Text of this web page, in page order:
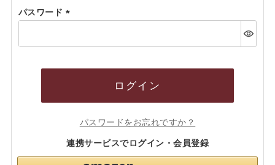
パスワード
須)
ログイン
パスワードをお忘れですか？
連携サービスでログイン・会員登録